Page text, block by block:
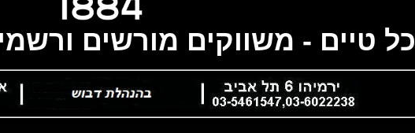
כל טיים - משווקים מורשים